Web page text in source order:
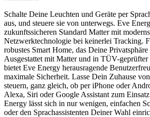
Schalte Deine Leuchten und Geräte per
aus, und steuere sie von unterwegs. Eve
zukunftssicheren Standard Matter mit
Netzwerktechnologie bei keinerlei Tracking.
robustes Smart Home, das Deine
Ausgestattet mit Matter und in TÜV-geprüfter
bietet Eve Energy herausragende
maximale Sicherheit. Lasse Dein Zuhause
steuern, ganz gleich, ob per iPhone oder
Alexa, Siri oder Google Assistant zum
Energy lässt sich in nur wenigen, einfachen
oder den Sprachassistenten Deiner Wahl